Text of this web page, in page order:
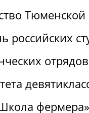
Тюменской
российских
фермера»